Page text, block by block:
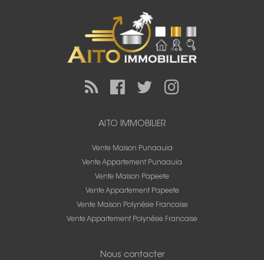
AITO IMMOBILIER
Vente Maison Punaauia
Vente Appartement Punaauia
Vente Maison Papeete
Vente Appartement Papeete
Vente Maison Polynésie Francaise
Vente Appartement Polynésie Francaise
Nous contacter